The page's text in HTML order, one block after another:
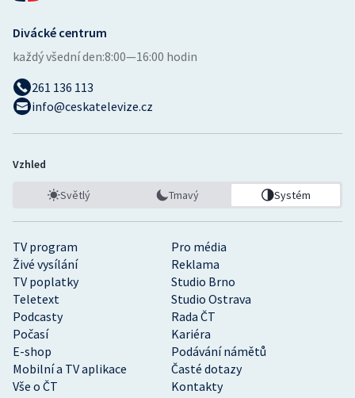
TV program
Pro média
Živé vysílání
Reklama
TV poplatky
Studio Brno
Teletext
Studio Ostrava
Podcasty
Rada ČT
Počasí
Kariéra
E-shop
Podávání námětů
Mobilní a TV aplikace
Časté dotazy
Vše o ČT
Kontakty
Divácké centrum
každý všední den:8:00—16:00 hodin
261 136 113
info@ceskatelevize.cz
Vzhled
Světlý Tmavý Systém